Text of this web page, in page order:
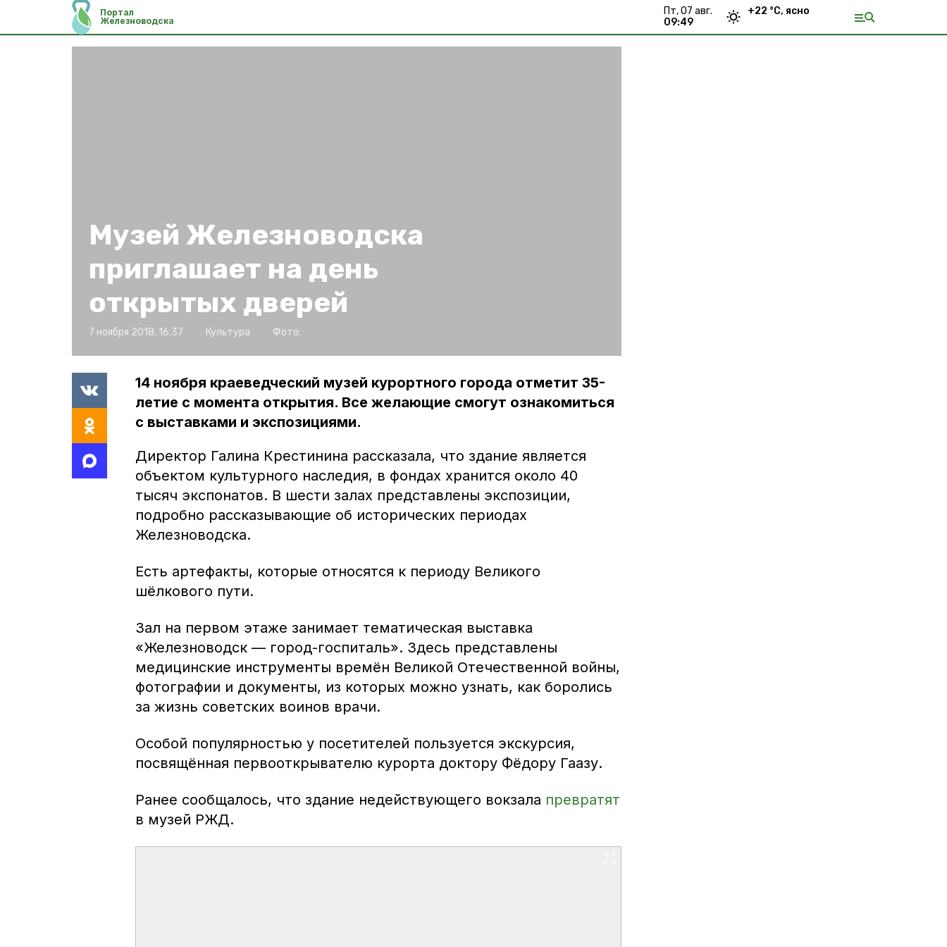
Портал
Железноводска
пт, 07 авг.
09:49
+22 °С, ясно
Музей Железноводска
приглашает на день
открытых дверей
7 ноября 2018, 16:37 Культура Фото:
14 ноября краеведческий музей курортного города отметит 35-
летие с момента открытия. Все желающие смогут ознакомиться
с выставками и экспозициями.
Ди⁠ректор Галина Крестинина рассказала, что здание является
объектом культурного наследия, в фондах хранится около 40
тысяч экспонатов. В шести залах представлены экспозиции,
подробно рассказывающие об исторических периодах
Железноводска.
Есть артефакты, которые относятся к периоду Великого
шёлкового пути.
Зал на первом этаже занимает тематическая выставка
«Железноводск — город-госпиталь». Здесь представлены
медицинские инструменты времён Великой Отечественной войны,
фотографии и документы, из которых можно узнать, как боролись
за жизнь советских воинов врачи.
Особой популярностью у посетителей пользуется экскурсия,
посвящённая первооткрывателю курорта доктору Фёдору Гаазу.
Ранее сообщалось, что здание недействующего вокзала превратят
в музей РЖД.